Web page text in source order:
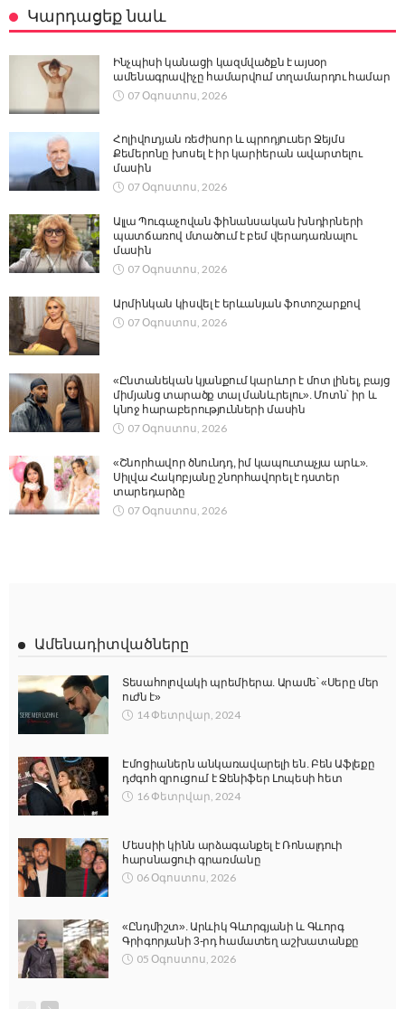
Կարդացեք նաև
Ինչպիսի կանացի կազմվածքն է այսօր
ամենագրավիչը համարվում տղամարդու համար
07 Օգոստոս, 2026
Հոլիվուդյան ռեժիսոր և պրոդյուսեր Ջեյմս
Քեմերոնը խոսել է իր կարիերան ավարտելու
մասին
07 Օգոստոս, 2026
Ալլա Պուգաչովան ֆինանսական խնդիրների
պատճառով մտածում է բեմ վերադառնալու
մասին
07 Օգոստոս, 2026
Արմինկան կիսվել է երևանյան ֆոտոշարքով
07 Օգոստոս, 2026
«Ընտանեկան կյանքում կարևոր է մոտ լինել, բայց
միմյանց տարածք տալ մանևրելու». Մոտն՝ իր և
կնոջ հարաբերությունների մասին
07 Օգոստոս, 2026
«Շնորհավոր ծնունդդ, իմ կապուտաչյա արև».
Սիլվա Հակոբյանը շնորհավորել է դստեր
տարեդարձը
07 Օգոստոս, 2026
Ամենադիտվածները
Տեսահոլովակի պրեմիերա. Արամե՝ «Սերը մեր
ուժն է»
14 Փետրվար, 2024
Էմոցիաներն անկառավարելի են. Բեն Աֆլեքը
դժգոհ զրուցում է Ջենիֆեր Լոպեսի հետ
16 Փետրվար, 2024
Մեսսիի կինն արձագանքել է Ռոնալդուի
հարսնացուի գրառմանը
06 Օգոստոս, 2026
«Ընդմիշտ». Արևիկ Գևորգյանի և Գևորգ
Գրիգորյանի 3-րդ համատեղ աշխատանքը
05 Օգոստոս, 2026